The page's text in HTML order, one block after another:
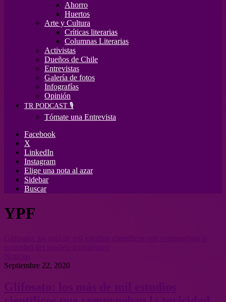
Ahorro
Huertos
Arte y Cultura
Críticas literarias
Columnas Literarias
Activistas
Dueños de Chile
Entrevistas
Galería de fotos
Infografías
Opinión
TR PODCAST 🎙️
Tómate una Entrevista
Facebook
X
LinkedIn
Instagram
Elige una nota al azar
Sidebar
Buscar
YPF
Septiembre 22, 2020